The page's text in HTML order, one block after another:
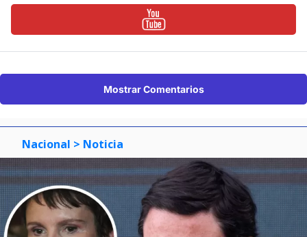
Mostrar Comentarios
Nacional > Noticia